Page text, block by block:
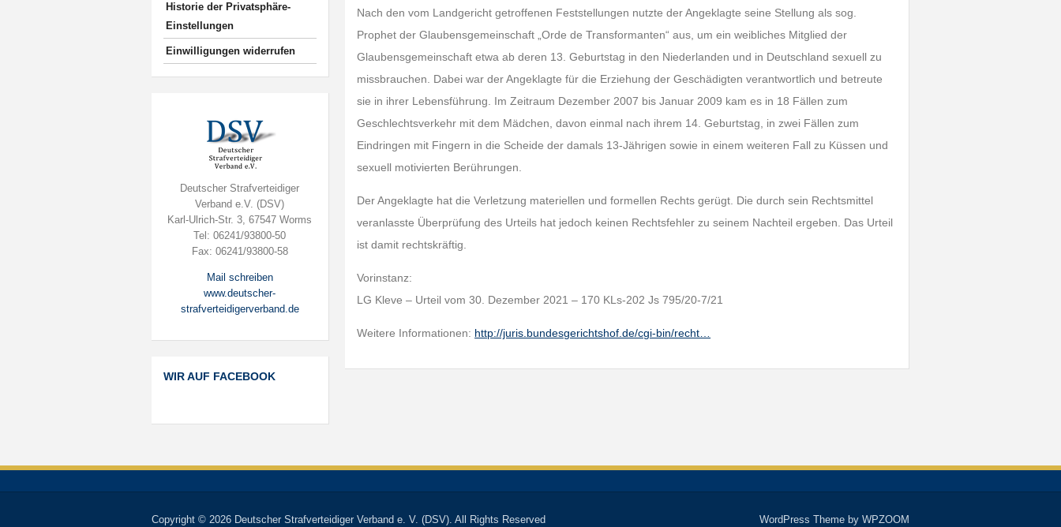
Historie der Privatsphäre-
Einstellungen
Einwilligungen widerrufen
Deutscher Strafverteidiger
Verband e.V. (DSV)
Karl-Ulrich-Str. 3, 67547 Worms
Tel: 06241/93800-50
Fax: 06241/93800-58
Mail schreiben
www.deutscher-
strafverteidigerverband.de
WIR AUF FACEBOOK
Nach den vom Landgericht getroffenen Feststellungen nutzte der Angeklagte seine Stellung als sog.
Prophet der Glaubensgemeinschaft „Orde de Transformanten“ aus, um ein weibliches Mitglied der
Glaubensgemeinschaft etwa ab deren 13. Geburtstag in den Niederlanden und in Deutschland sexuell zu
missbrauchen. Dabei war der Angeklagte für die Erziehung der Geschädigten verantwortlich und betreute
sie in ihrer Lebensführung. Im Zeitraum Dezember 2007 bis Januar 2009 kam es in 18 Fällen zum
Geschlechtsverkehr mit dem Mädchen, davon einmal nach ihrem 14. Geburtstag, in zwei Fällen zum
Eindringen mit Fingern in die Scheide der damals 13-Jährigen sowie in einem weiteren Fall zu Küssen und
sexuell motivierten Berührungen.
Der Angeklagte hat die Verletzung materiellen und formellen Rechts gerügt. Die durch sein Rechtsmittel
veranlasste Überprüfung des Urteils hat jedoch keinen Rechtsfehler zu seinem Nachteil ergeben. Das Urteil
ist damit rechtskräftig.
Vorinstanz:
LG Kleve – Urteil vom 30. Dezember 2021 – 170 KLs-202 Js 795/20-7/21
Weitere Informationen: http://juris.bundesgerichtshof.de/cgi-bin/recht…
WordPress Theme by WPZOOM
Copyright © 2026 Deutscher Strafverteidiger Verband e. V. (DSV). All Rights Reserved